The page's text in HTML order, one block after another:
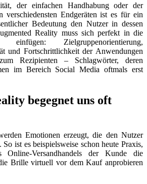
der einfachen Handhabung oder der
verschiedensten Endgeräten ist es für ein
Bedeutung den Nutzer in dessen
Reality muss sich perfekt in die
Zielgruppenorientierung,
und Fortschrittlichkeit der Anwendungen
Rezipienten – Schlagwörter, deren
im Bereich Social Media oftmals erst
begegnet uns oft
Emotionen erzeugt, die den Nutzer
ist es beispielsweise schon heute Praxis,
Versandhandels der Kunde die
Brille virtuell vor dem Kauf anprobieren